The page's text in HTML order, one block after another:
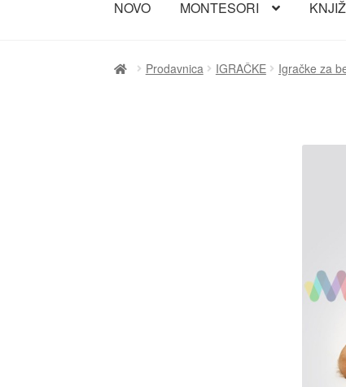
NOVO MONTESORI
Prodavnica IGRAČKE Igračke za